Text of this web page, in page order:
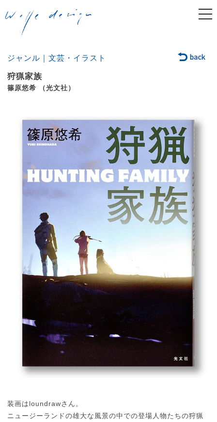
ジャンル｜文芸・イラスト
狩猟家族
篠原悠希 （光文社）
装画はloundrawさん。
ニュージーランドの雄大な風景の中での登場人物たちの狩猟